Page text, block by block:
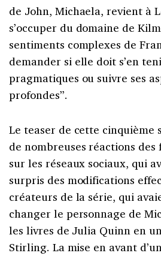
de John, Michaela, revient à
s’occuper du domaine de
sentiments complexes de
demander si elle doit s’en
pragmatiques ou suivre ses
profondes”.
Le teaser de cette cinquième
de nombreuses réactions des
sur les réseaux sociaux, qui
surpris des modifications
créateurs de la série, qui
changer le personnage de
les livres de Julia Quinn en
Stirling. La mise en avant